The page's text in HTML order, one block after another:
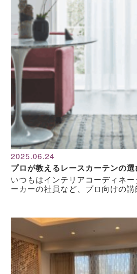
2025.06.24
プロが教えるレースカーテンの選
いつもはインテリアコーディネ
ーカーの社員など、プロ向けの